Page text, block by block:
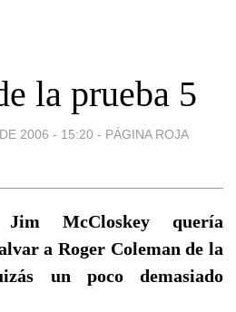
la prueba 5
2006 - 15:20 - PÁGINA ROJA
McCloskey quería
a Roger Coleman de la
un poco demasiado